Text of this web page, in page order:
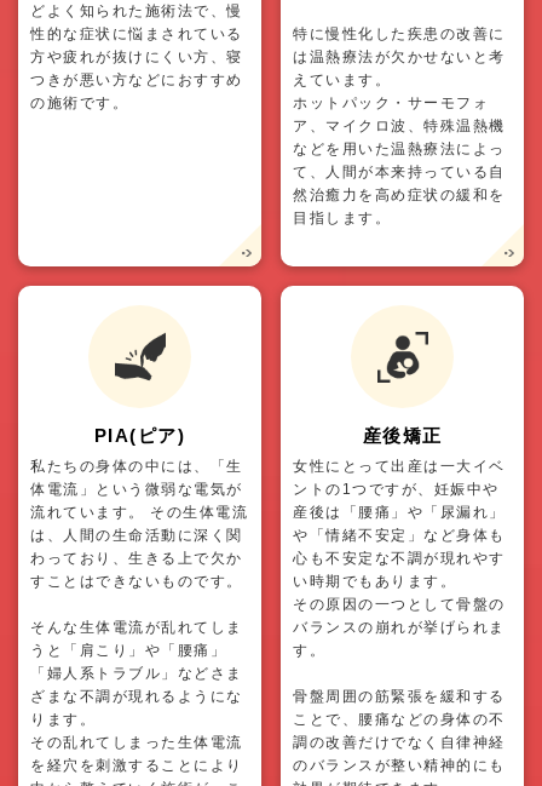
どよく知られた施術法で、慢
性的な症状に悩まされている
方や疲れが抜けにくい方、寝
つきが悪い方などにおすすめ
の施術です。
特に慢性化した疾患の改善に
は温熱療法が欠かせないと考
えています。
ホットパック・サーモフォ
ア、マイクロ波、特殊温熱機
などを用いた温熱療法によっ
て、人間が本来持っている自
然治癒力を高め症状の緩和を
目指します。
PIA(ピア)
私たちの身体の中には、「生
体電流」という微弱な電気が
流れています。 その生体電流
は、人間の生命活動に深く関
わっており、生きる上で欠か
すことはできないものです。
そんな生体電流が乱れてしま
うと「肩こり」や「腰痛」
「婦人系トラブル」などさま
ざまな不調が現れるようにな
ります。
その乱れてしまった生体電流
を経穴を刺激することにより
産後矯正
女性にとって出産は一大イベ
ントの1つですが、妊娠中や
産後は「腰痛」や「尿漏れ」
や「情緒不安定」など身体も
心も不安定な不調が現れやす
い時期でもあります。
その原因の一つとして骨盤の
バランスの崩れが挙げられま
す。
骨盤周囲の筋緊張を緩和する
ことで、腰痛などの身体の不
調の改善だけでなく自律神経
のバランスが整い精神的にも